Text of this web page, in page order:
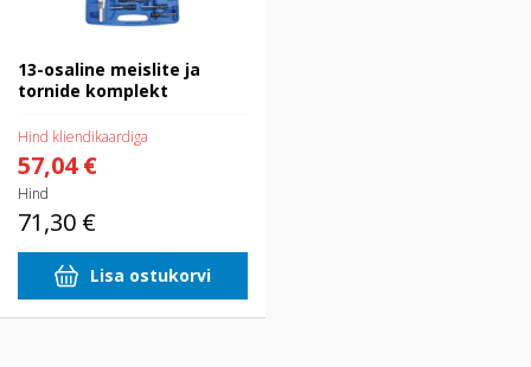
13-osaline meislite ja
tornide komplekt
Hind kliendikaardiga
57,04 €
Hind
71,30 €
Lisa ostukorvi